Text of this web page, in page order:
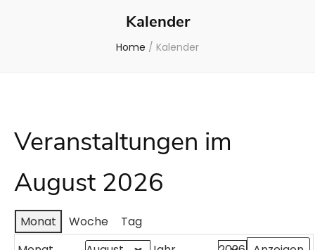
Kalender
Home / Kalender
Veranstaltungen im
August 2026
Monat Woche
Tag